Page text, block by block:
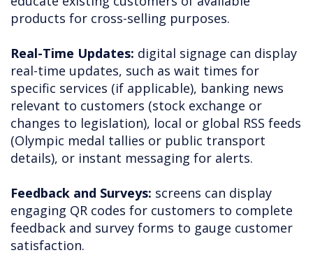
products for cross-selling purposes.
Real-Time Updates: digital signage can display
real-time updates, such as wait times for
specific services (if applicable), banking news
relevant to customers (stock exchange or
changes to legislation), local or global RSS feeds
(Olympic medal tallies or public transport
details), or instant messaging for alerts.
Feedback and Surveys: screens can display
engaging QR codes for customers to complete
feedback and survey forms to gauge customer
satisfaction.